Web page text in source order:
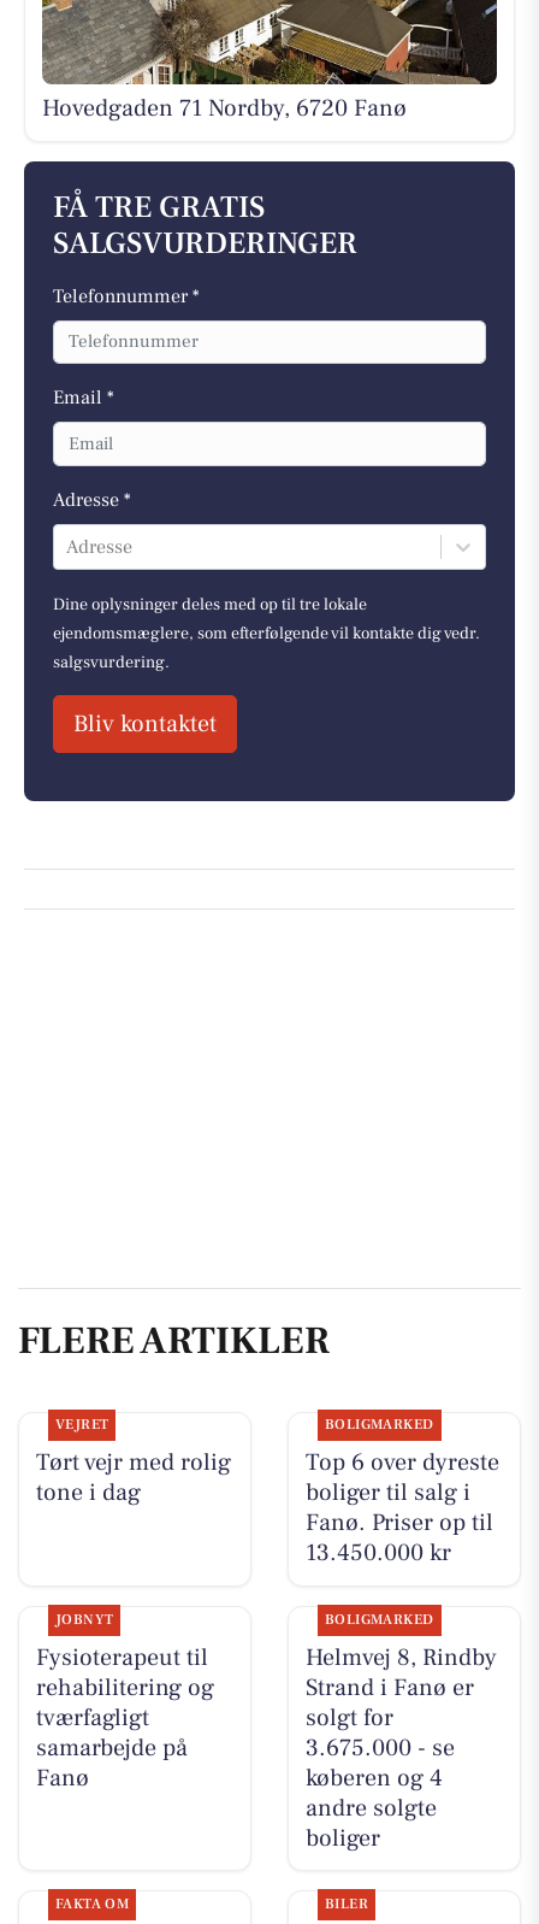
Hovedgaden 71 Nordby, 6720 Fanø
FÅ TRE GRATIS
SALGSVURDERINGER
Telefonnummer *
Email *
Adresse *
Adresse
Dine oplysninger deles med op til tre lokale
ejendomsmæglere, som efterfølgende vil kontakte dig vedr.
salgsvurdering.
Bliv kontaktet
FLERE ARTIKLER
VEJRET
Tørt vejr med rolig
tone i dag
BOLIGMARKED
Top 6 over dyreste
boliger til salg i
Fanø. Priser op til
13.450.000 kr
JOBNYT
Fysioterapeut til
rehabilitering og
tværfagligt
samarbejde på
Fanø
BOLIGMARKED
Helmvej 8, Rindby
Strand i Fanø er
solgt for
3.675.000 - se
køberen og 4
andre solgte
boliger
FAKTA OM BILER